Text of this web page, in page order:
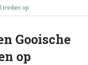
treden op
Gooische
op